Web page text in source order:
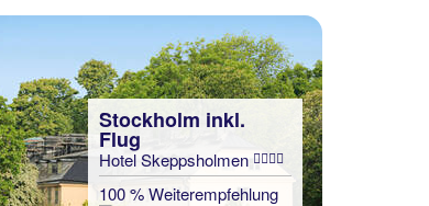
Stockholm inkl.
Flug
Hotel Skeppsholmen
100 % Weiterempfehlung